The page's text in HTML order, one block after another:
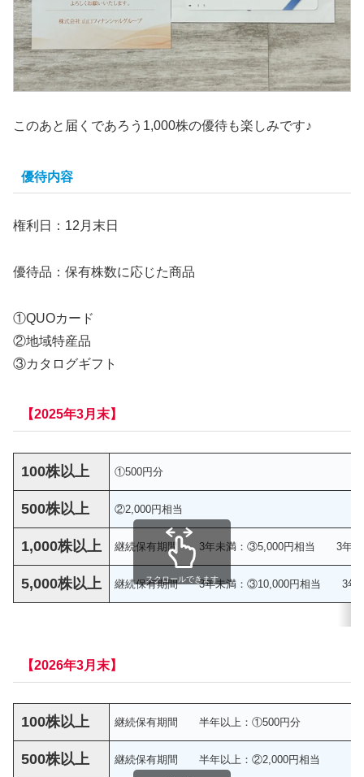
このあと届くであろう1,000株の優待も楽しみです♪
優待内容
権利日：12月末日
優待品：保有株数に応じた商品
①QUOカード
②地域特産品
③カタログギフト
【2025年3月末】
100株以上 ①500円分
500株以上 ②2,000円相当
1,000株以上 継続保有期間 3年未満：③5,000円相当 3年以
5,000株以上 継続保有期間 3年未満：③10,000円相当 3年以
スクロールできます
【2026年3月末】
100株以上 継続保有期間 半年以上：①500円分
500株以上 継続保有期間 半年以上：②2,000円相当